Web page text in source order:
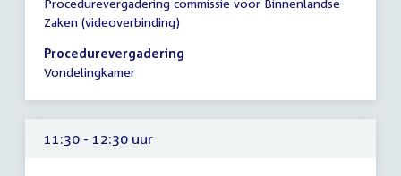
vergadering
11:30
-
12:30
Procedurevergadering commissie voor Binnenlandse
Zaken (videoverbinding)
Procedurevergadering
Vondelingkamer
11:30 - 12:30 uur